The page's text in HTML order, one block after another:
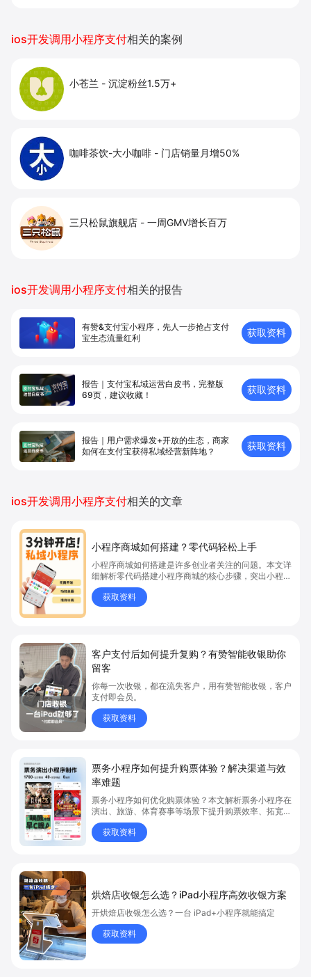
ios开发调用小程序支付相关的案例
小苍兰 - 沉淀粉丝1.5万+
咖啡茶饮-大小咖啡 - 门店销量月增50%
三只松鼠旗舰店 - 一周GMV增长百万
ios开发调用小程序支付相关的报告
有赞&支付宝小程序，先人一步抢占支付
宝生态流量红利
获取资料
报告｜支付宝私域运营白皮书，完整版
69页，建议收藏！
获取资料
报告｜用户需求爆发+开放的生态，商家
如何在支付宝获得私域经营新阵地？
获取资料
ios开发调用小程序支付相关的文章
小程序商城如何搭建？零代码轻松上手
小程序商城如何搭建是许多创业者关注的问题。本文详
细解析零代码搭建小程序商城的核心步骤，突出小程序
商城、商城搭建与零代码开店优势，帮助你轻松实现商
品上架、全渠道销售及高效会员运营，快速开启线上卖
货新模式。点击获取详细操作指南！
获取资料
客户支付后如何提升复购？有赞智能收银助你
留客
你每一次收银，都在流失客户，用有赞智能收银，客户
支付即会员。
获取资料
票务小程序如何提升购票体验？解决渠道与效
率难题
票务小程序如何优化购票体验？本文解析票务小程序在
演出、旅游、体育赛事等场景下提升购票效率、拓宽销
售渠道、实现会员精准营销的具体方式。关键词包括
“票务小程序”、“购票体验”、“购票效率”。
获取资料
烘焙店收银怎么选？iPad小程序高效收银方案
开烘焙店收银怎么选？一台 iPad+小程序就能搞定
获取资料